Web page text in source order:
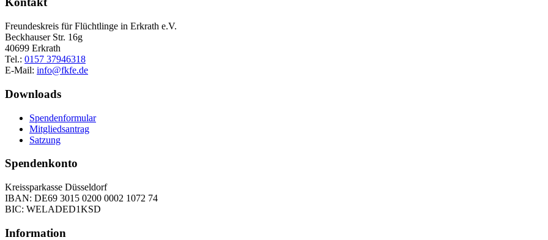
Freundeskreis für Flüchtlinge in Erkrath e.V.
Beckhauser Str. 16g
40699 Erkrath
Tel.: 0157 37946318
E-Mail: info@fkfe.de
Downloads
Spendenformular
Mitgliedsantrag
Satzung
Spendenkonto
Kreissparkasse Düsseldorf
IBAN: DE69 3015 0200 0002 1072 74
BIC: WELADED1KSD
Information